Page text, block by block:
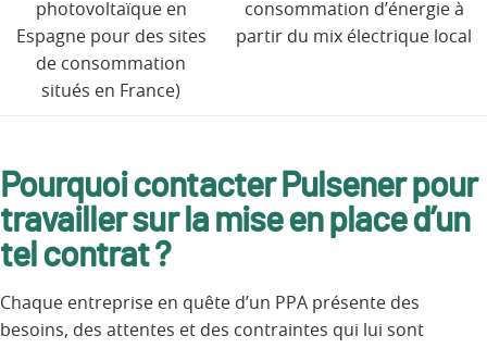
photovoltaïque en
Espagne pour des sites
de consommation
situés en France)
consommation d’énergie à
partir du mix électrique local
Pourquoi contacter Pulsener pour
travailler sur la mise en place d’un
tel contrat ?
Chaque entreprise en quête d’un PPA présente des
besoins, des attentes et des contraintes qui lui sont